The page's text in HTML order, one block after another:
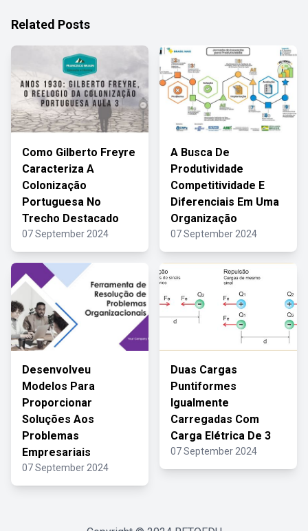
Related Posts
Como Gilberto Freyre
Caracteriza A
Colonização
Portuguesa No
Trecho Destacado
07 September 2024
A Busca De
Produtividade
Competitividade E
Diferenciais Em Uma
Organização
07 September 2024
Desenvolveu
Modelos Para
Proporcionar
Soluções Aos
Problemas
Empresariais
07 September 2024
Duas Cargas
Puntiformes
Igualmente
Carregadas Com
Carga Elétrica De 3
07 September 2024